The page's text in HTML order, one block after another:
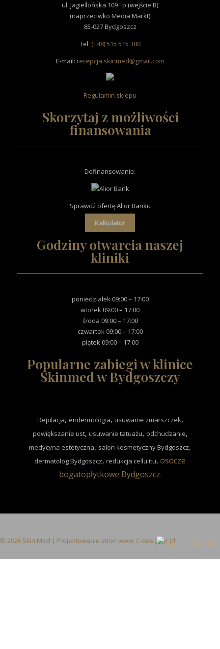
ul. Jagiellońska 109 I p (wejście B)
(naprzeciwko Media Markt)
85-027 Bydgoszcz
Tel: (+48) 515 515 300
E-mail: recepcja.skinmed@gmail.com
Regulamin sklepu
Skorzytaj z możliwości
finansowania
Dofinansowanie:
Sprawdź ofertę Alior Banku
Kalkulator
Godziny otwarcia naszej
kliniki
poniedziałek 09:00 – 17:00
wtorek 09:00 – 17:00
środa 09:00 – 17:00
czwartek 09:00 – 17:00
piątek 09:00 – 17:00
Popularne zabiegi w klinice
Skinmed w Bydgoszczy
Depilacja, endermologia, usuwanie zmarszczek,
powiększanie ust, usuwanie tatuażu, odchudzanie,
medycyna estetyczna, salon kosmetyczny Bydgoszcz,
dermatolog Bydgoszcz, redukcja cellulitu, osocze
bogatopłytkowe Bydgoszcz.
© 2026 Skin Med | Projektowanie stron www: C-designer.pl